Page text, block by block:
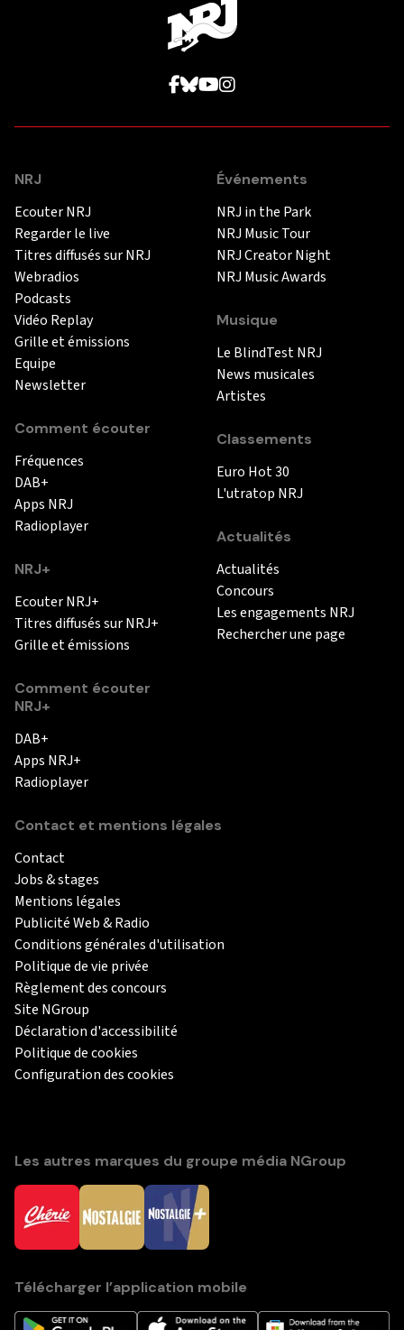
NRJ
Ecouter NRJ
Regarder le live
Titres diffusés sur NRJ
Webradios
Podcasts
Vidéo Replay
Grille et émissions
Equipe
Newsletter
Comment écouter
Fréquences
DAB+
Apps NRJ
Radioplayer
NRJ+
Ecouter NRJ+
Titres diffusés sur NRJ+
Grille et émissions
Comment écouter
NRJ+
DAB+
Apps NRJ+
Radioplayer
Événements
NRJ in the Park
NRJ Music Tour
NRJ Creator Night
NRJ Music Awards
Musique
Le BlindTest NRJ
News musicales
Artistes
Classements
Euro Hot 30
L'utratop NRJ
Actualités
Actualités
Concours
Les engagements NRJ
Rechercher une page
Contact et mentions légales
Contact
Jobs & stages
Mentions légales
Publicité Web & Radio
Conditions générales d'utilisation
Politique de vie privée
Règlement des concours
Site NGroup
Déclaration d'accessibilité
Politique de cookies
Configuration des cookies
Les autres marques du groupe média NGroup
Télécharger l’application mobile